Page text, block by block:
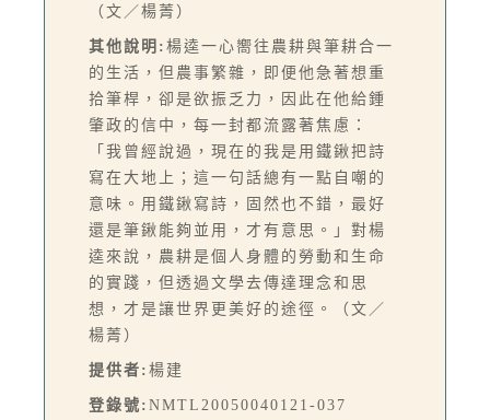
（文／楊菁）
其他說明: 楊逵一心嚮往農耕與筆耕合一
的生活，但農事繁雜，即便他急著想重
拾筆桿，卻是欲振乏力，因此在他給鍾
肇政的信中，每一封都流露著焦慮：
「我曾經說過，現在的我是用鐵鍬把詩
寫在大地上；這一句話總有一點自嘲的
意味。用鐵鍬寫詩，固然也不錯，最好
還是筆鍬能夠並用，才有意思。」對楊
逵來說，農耕是個人身體的勞動和生命
的實踐，但透過文學去傳達理念和思
想，才是讓世界更美好的途徑。（文／
楊菁）
提供者: 楊建
登錄號: NMTL20050040121-037